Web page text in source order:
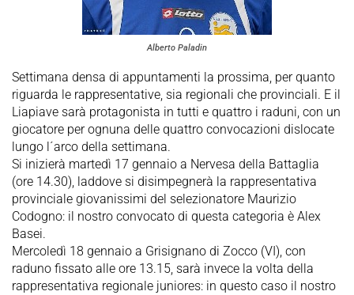
Alberto Paladin
Settimana densa di appuntamenti la prossima, per quanto
riguarda le rappresentative, sia regionali che provinciali. E il
Liapiave sarà protagonista in tutti e quattro i raduni, con un
giocatore per ognuna delle quattro convocazioni dislocate
lungo l´arco della settimana.
Si inizierà martedì 17 gennaio a Nervesa della Battaglia
(ore 14.30), laddove si disimpegnerà la rappresentativa
provinciale giovanissimi del selezionatore Maurizio
Codogno: il nostro convocato di questa categoria è Alex
Basei.
Mercoledì 18 gennaio a Grisignano di Zocco (VI), con
raduno fissato alle ore 13.15, sarà invece la volta della
rappresentativa regionale juniores: in questo caso il nostro